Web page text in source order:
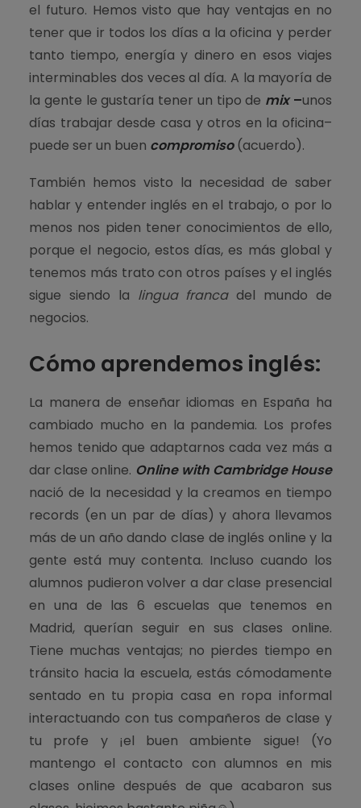
el futuro. Hemos visto que hay ventajas en no
tener que ir todos los días a la oficina y perder
tanto tiempo, energía y dinero en esos viajes
interminables dos veces al día. A la mayoría de
la gente le gustaría tener un tipo de mix–unos
días trabajar desde casa y otros en la oficina–
puede ser un buen compromiso(acuerdo).
También hemos visto la necesidad de saber
hablar y entender inglés en el trabajo, o por lo
menos nos piden tener conocimientos de ello,
porque el negocio, estos días, es más global y
tenemos más trato con otros países y el inglés
sigue siendo la lingua francadel mundo de
negocios.
Cómo aprendemos inglés:
La manera de enseñar idiomas en España ha
cambiado mucho en la pandemia. Los profes
hemos tenido que adaptarnos cada vez más a
dar clase online. Online with Cambridge House
nació de la necesidad y la creamos en tiempo
records (en un par de días) y ahora llevamos
más de un año dando clase de inglés online y la
gente está muy contenta. Incluso cuando los
alumnos pudieron volver a dar clase presencial
en una de las 6 escuelas que tenemos en
Madrid, querían seguir en sus clases online.
Tiene muchas ventajas; no pierdes tiempo en
tránsito hacia la escuela, estás cómodamente
sentado en tu propia casa en ropa informal
interactuando con tus compañeros de clase y
tu profe y ¡el buen ambiente sigue! (Yo
mantengo el contacto con alumnos en mis
clases online después de que acabaron sus